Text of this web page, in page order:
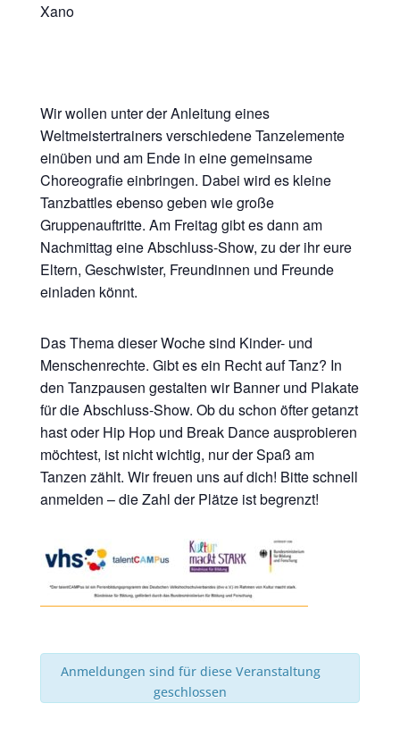
Xano
Wir wollen unter der Anleitung eines
Weltmeistertrainers verschiedene Tanzelemente
einüben und am Ende in eine gemeinsame
Choreografie einbringen. Dabei wird es kleine
Tanzbattles ebenso geben wie große
Gruppenauftritte. Am Freitag gibt es dann am
Nachmittag eine Abschluss-Show, zu der ihr eure
Eltern, Geschwister, Freundinnen und Freunde
einladen könnt.
Das Thema dieser Woche sind Kinder- und
Menschenrechte. Gibt es ein Recht auf Tanz? In
den Tanzpausen gestalten wir Banner und Plakate
für die Abschluss-Show. Ob du schon öfter getanzt
hast oder Hip Hop und Break Dance ausprobieren
möchtest, ist nicht wichtig, nur der Spaß am
Tanzen zählt. Wir freuen uns auf dich! Bitte schnell
anmelden – die Zahl der Plätze ist begrenzt!
Anmeldungen sind für diese Veranstaltung
geschlossen